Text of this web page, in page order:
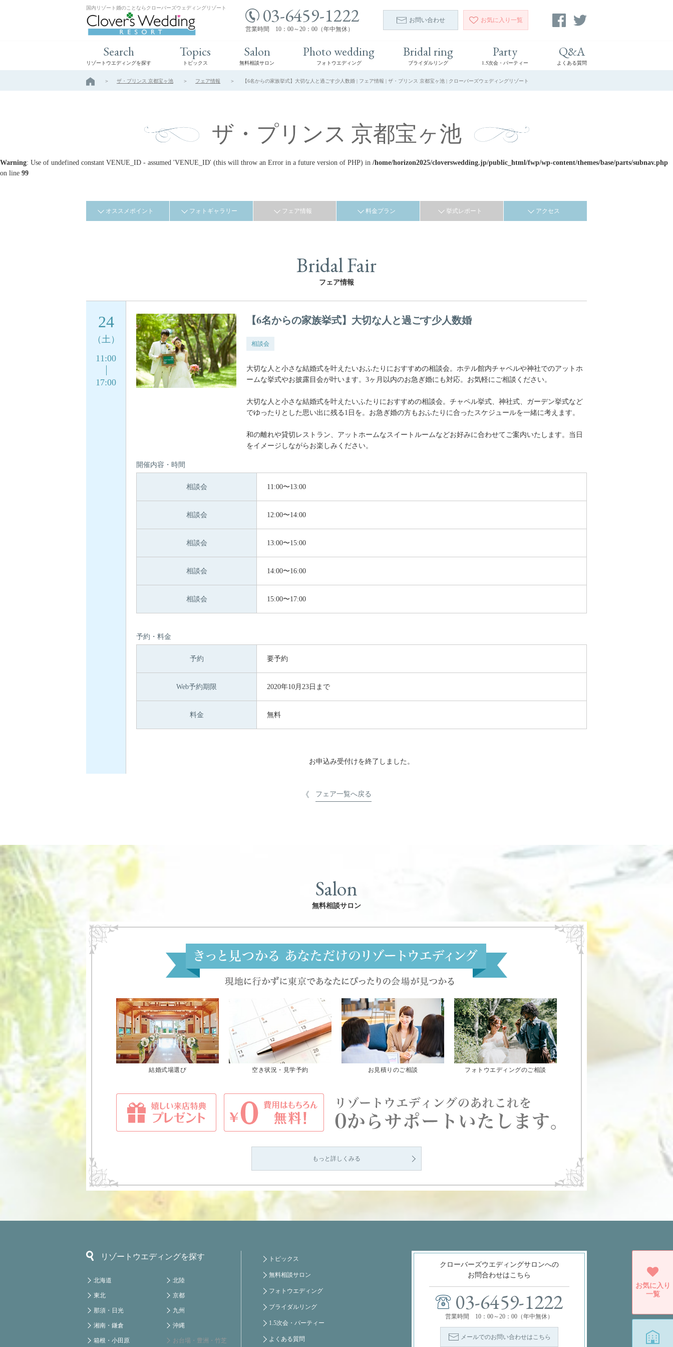
国内リゾート婚のことならクローバーズウェディングリゾート 03-6459-1222
営業時間 10：00～20：00（年中無休）
お問い合わせ お気に入り 一覧
Search
リゾートウエディングを探す
Topics
トピックス
Salon
無料相談サロン
Photo wedding
フォトウエディング
Bridal ring
ブライダルリング
Party
1.5次会・パーティー
Q&A
よくある質問
ザ・プリンス 京都宝ヶ池 フェア情報 【6名からの家族挙式】大切な人と過ごす少人数婚 | フェア情報 | ザ・プリンス 京都宝ヶ池 | クローバーズウェディングリゾート
ザ・プリンス 京都宝ヶ池
Warning: Use of undefined constant VENUE_ID - assumed 'VENUE_ID' (this will throw an Error in a future version of PHP) in /home/horizon2025/cloverswedding.jp/public_html/fwp/wp-content/themes/base/parts/subnav.php
on line 99
オススメポイント フォトギャラリー フェア情報 料金プラン 挙式レポート アクセス
Bridal Fair
フェア情報
24
（土）
11:00
17:00
【6名からの家族挙式】大切な人と過ごす少人数婚
相談会
大切な人と小さな結婚式を叶えたいおふたりにおすすめの相談会。ホテル館内チャペルや神社でのアットホ
ームな挙式やお披露目会が叶います。3ヶ月以内のお急ぎ婚にも対応。お気軽にご相談ください。
大切な人と小さな結婚式を叶えたいふたりにおすすめの相談会。チャペル挙式、神社式、ガーデン挙式など
でゆったりとした思い出に残る1日を。お急ぎ婚の方もおふたりに合ったスケジュールを一緒に考えます。
和の離れや貸切レストラン、アットホームなスイートルームなどお好みに合わせてご案内いたします。当日
をイメージしながらお楽しみください。
開催内容・時間
相談会 11:00〜13:00
相談会 12:00〜14:00
相談会 13:00〜15:00
相談会 14:00〜16:00
相談会 15:00〜17:00
予約・料金
予約 要予約
Web予約期限 2020年10月23日まで
料金 無料
お申込み受付けを終了しました。
フェア一覧へ戻る
Salon
無料相談サロン
結婚式場選び 空き状況・見学予約 お見積りのご相談 フォトウエディングのご相談
もっと詳しくみる
リゾートウエディングを探す
北海道
東北
那須・日光
湘南・鎌倉
箱根・小田原
北陸
京都
九州
沖縄
お台場・豊洲・竹芝
トピックス
無料相談サロン
フォトウエディング
ブライダルリング
1.5次会・パーティー
よくある質問
クローバーズウエディングサロンへの
お問合わせはこちら
03-6459-1222
営業時間 10：00～20：00（年中無休）
メールでのお問い合わせはこちら
お気に入り
一覧